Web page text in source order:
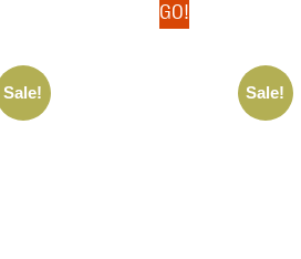
GO!
Sale! Sale!